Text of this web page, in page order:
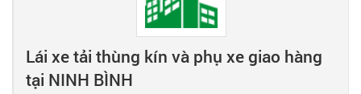
Lái xe tải thùng kín và phụ xe giao hàng
tại NINH BÌNH